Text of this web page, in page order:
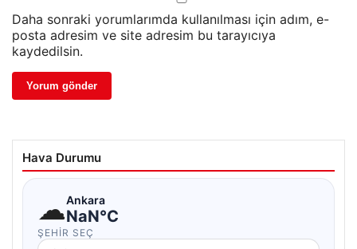
Daha sonraki yorumlarımda kullanılması için adım, e-
posta adresim ve site adresim bu tarayıcıya
kaydedilsin.
Hava Durumu
☁Ankara
NaN°C
ŞEHIR SEÇ